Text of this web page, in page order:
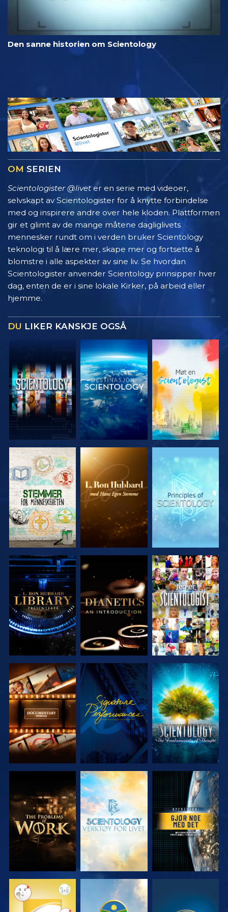
Den sanne historien om Scientology
OM SERIEN
Scientologister @livet er en serie med videoer,
selvskapt av Scientologister for å knytte forbindelse
med og inspirere andre over hele kloden. Plattformen
gir et glimt av de mange måtene dagliglivets
mennesker rundt om i verden bruker Scientology
teknologi til å lære mer, skape mer og fortsette å
blomstre i alle aspekter av sine liv. Se hvordan
Scientologister anvender Scientology prinsipper hver
dag, enten de er i sine lokale Kirker, på arbeid eller
hjemme.
DU LIKER KANSKJE OGSÅ
UTFORSK
SERIEN
UTFORSK
SERIEN
UTFORSK
SERIEN
UTFORSK
SERIEN
UTFORSK
SERIEN
SE
UTFORSK
SERIEN
SE
UTFORSK
SERIEN
UTFORSK
SERIEN
UTFORSK
SERIEN
SE
SE SE SE